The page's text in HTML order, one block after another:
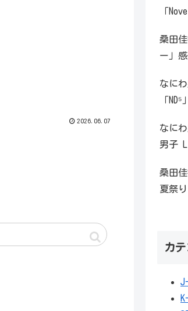
2026.06.07
「
桑田
ー」
なに
「
なに
男子
桑田
夏祭
カテ